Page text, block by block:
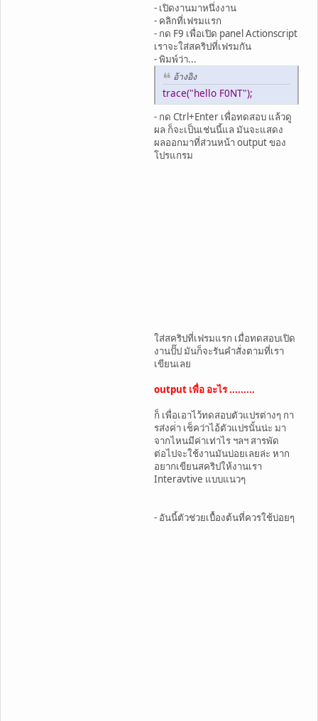
- เปิดงานมาหนึ่งงาน
- คลิกที่เฟรมแรก
- กด F9 เพื่อเปิด panel Actionscript
เราจะใส่สคริปที่เฟรมกัน
- พิมพ์ว่า...
อ้างอิง
trace("hello F0NT");
- กด Ctrl+Enter เพื่อทดสอบ แล้วดู
ผล ก็จะเป็นเช่นนี้แล มันจะแสดง
ผลออกมาที่ส่วนหน้า output ของ
โปรแกรม
ใส่สคริปที่เฟรมแรก เมื่อทดสอบเปิด
งานปั๊ป มันก็จะรันคำสั่งตามที่เรา
เขียนเลย
output เพื่อ อะไร .........
ก็ เพื่อเอาไว้ทดสอบตัวแปรต่างๆ กา
รส่งค่่า เช็คว่าไอ้ตัวแปรนั้นน่ะ มา
จากไหนมีค่าเท่าไร ฯลฯ สารพัด
ต่อไปจะใช้งานมันบ่อยเลยล่ะ หาก
อยากเขียนสคริปให้งานเรา
Interavtive แบบแนวๆ
- อันนี้ตัวช่วยเบื้องต้นที่ควรใช้บ่อยๆ